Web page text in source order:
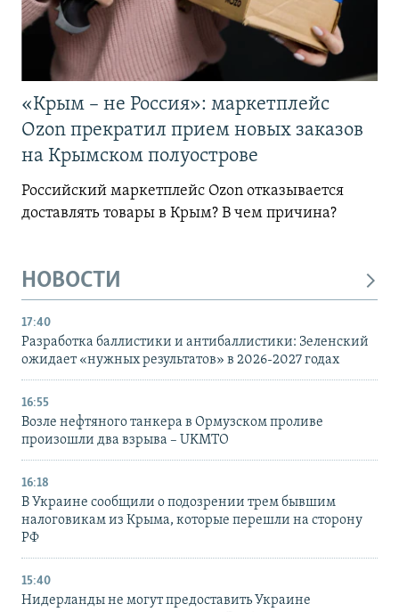
«Крым – не Россия»: маркетплейс
Ozon прекратил прием новых заказов
на Крымском полуострове
Российский маркетплейс Ozon отказывается
доставлять товары в Крым? В чем причина?
НОВОСТИ
17:40
Разработка баллистики и антибаллистики: Зеленский
ожидает «нужных результатов» в 2026-2027 годах
16:55
Возле нефтяного танкера в Ормузском проливе
произошли два взрыва – UKMTO
16:18
В Украине сообщили о подозрении трем бывшим
налоговикам из Крыма, которые перешли на сторону
РФ
15:40
Нидерланды не могут предоставить Украине